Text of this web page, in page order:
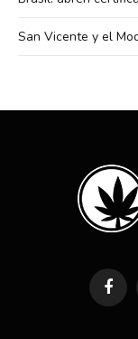
San Vicente y el